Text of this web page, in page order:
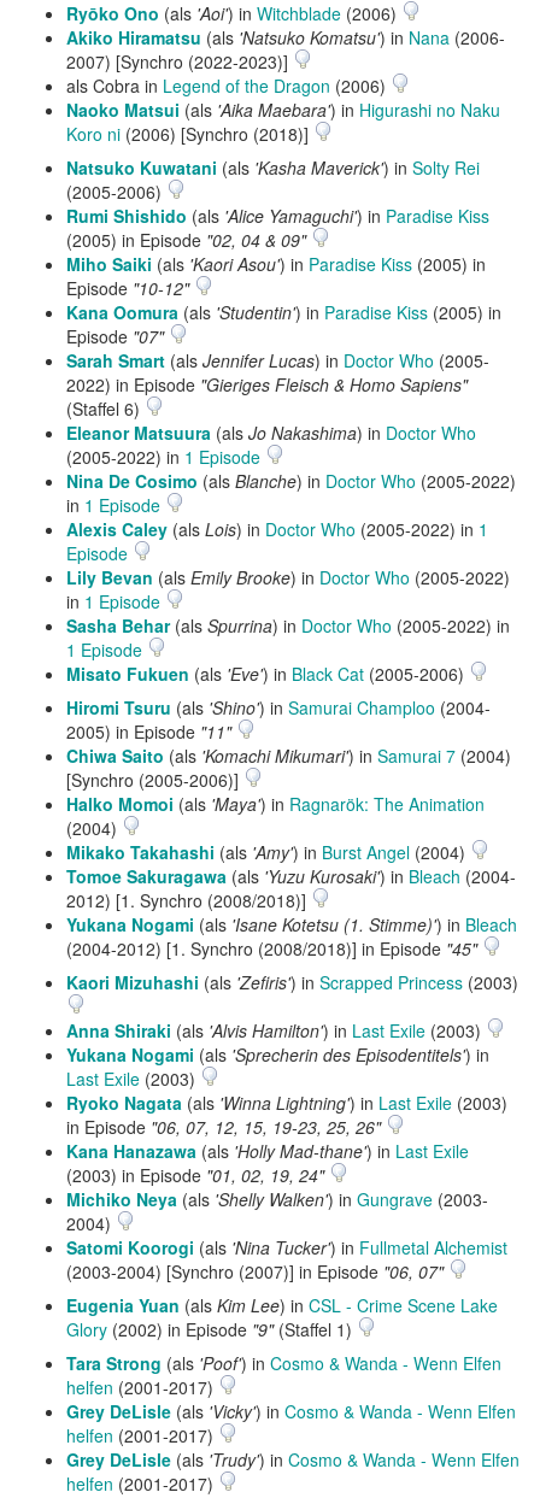
Ryōko Ono (als 'Aoi') in Witchblade (2006)
Akiko Hiramatsu (als 'Natsuko Komatsu') in Nana (2006-
2007) [Synchro (2022-2023)]
als Cobra in Legend of the Dragon (2006)
Naoko Matsui (als 'Aika Maebara') in Higurashi no Naku
Koro ni (2006) [Synchro (2018)]
Natsuko Kuwatani (als 'Kasha Maverick') in Solty Rei
(2005‑2006)
Rumi Shishido (als 'Alice Yamaguchi') in Paradise Kiss
(2005) in Episode "02, 04 & 09"
Miho Saiki (als 'Kaori Asou') in Paradise Kiss (2005) in
Episode "10-12"
Kana Oomura (als 'Studentin') in Paradise Kiss (2005) in
Episode "07"
Sarah Smart (als Jennifer Lucas) in Doctor Who (2005-
2022) in Episode "Gieriges Fleisch & Homo Sapiens"
(Staffel 6)
Eleanor Matsuura (als Jo Nakashima) in Doctor Who
(2005-2022) in 1 Episode
Nina De Cosimo (als Blanche) in Doctor Who (2005-2022)
in 1 Episode
Alexis Caley (als Lois) in Doctor Who (2005-2022) in 1
Episode
Lily Bevan (als Emily Brooke) in Doctor Who (2005-2022)
in 1 Episode
Sasha Behar(als Spurrina) in Doctor Who (2005-2022) in
1 Episode
Misato Fukuen (als 'Eve') in Black Cat (2005-2006)
Hiromi Tsuru (als 'Shino') in Samurai Champloo (2004-
2005) in Episode "11"
Chiwa Saito (als 'Komachi Mikumari') in Samurai 7 (2004)
[Synchro (2005-2006)]
Halko Momoi (als 'Maya') in Ragnarök: The Animation
(2004)
Mikako Takahashi (als 'Amy') in Burst Angel (2004)
Tomoe Sakuragawa (als 'Yuzu Kurosaki') in Bleach (2004-
2012) [1. Synchro (2008/2018)]
Yukana Nogami (als 'Isane Kotetsu (1. Stimme)') in Bleach
(2004-2012) [1. Synchro (2008/2018)] in Episode "45"
Kaori Mizuhashi (als 'Zefiris') in Scrapped Princess (2003)
Anna Shiraki (als 'Alvis Hamilton') in Last Exile (2003)
Yukana Nogami (als 'Sprecherin des Episodentitels') in
Last Exile (2003)
Ryoko Nagata (als 'Winna Lightning') in Last Exile (2003)
in Episode "06, 07, 12, 15, 19-23, 25, 26"
Kana Hanazawa (als 'Holly Mad-thane') in Last Exile
(2003) in Episode "01, 02, 19, 24"
Michiko Neya (als 'Shelly Walken') in Gungrave (2003-
2004)
Satomi Koorogi (als 'Nina Tucker') in Fullmetal Alchemist
(2003-2004) [Synchro (2007)] in Episode "06, 07"
Eugenia Yuan (als Kim Lee) in CSL - Crime Scene Lake
Glory (2002) in Episode "9"(Staffel 1)
Tara Strong (als 'Poof') in Cosmo & Wanda - Wenn Elfen
helfen (2001-2017)
Grey DeLisle (als 'Vicky') in Cosmo & Wanda - Wenn Elfen
helfen (2001-2017)
Grey DeLisle (als 'Trudy') in Cosmo & Wanda - Wenn Elfen
helfen (2001-2017)